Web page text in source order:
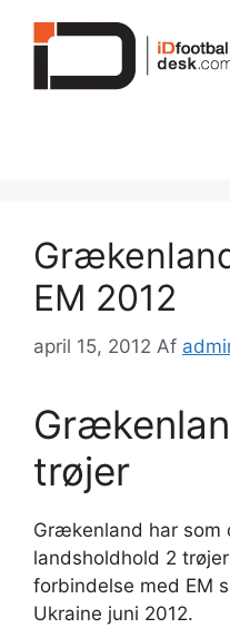
EM 2012
april 15, 2012 Af
trøjer
Grækenland har som
landsholdhold 2
forbindelse med EM
Ukraine juni 2012.